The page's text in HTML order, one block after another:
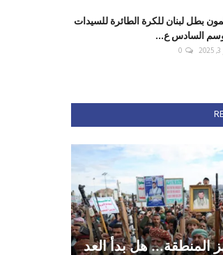
بطل لبنان للكرة الطائرة للسيدات
السادس ع...
0
المنطقة... هل بدأ العد